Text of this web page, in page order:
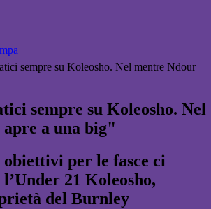
sempre su Koleosho. Nel mentre Ndour
sempre su Koleosho. Nel
a una big"
per le fasce ci
21 Koleosho,
del Burnley